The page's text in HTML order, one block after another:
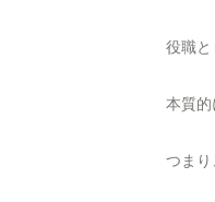
役職
本質的
つまり